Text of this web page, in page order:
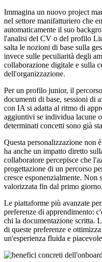
Immagina un nuovo project
nel settore manifatturiero che
automaticamente il suo
l'analisi del CV o del profilo
salta le nozioni di base sulla
invece sulle peculiarità degli
collaborazione digitale e sulla
dell'organizzazione.
Per un profilo junior, il
documenti di base, sessioni di
con IA si adatta al ritmo di
aggiuntivi se individua lacune
determinati concetti sono già
Questa personalizzazione non
ha anche un impatto diretto
collaboratore percepisce che
progettazione di un percorso
cresce esponenzialmente. Non
valorizzata fin dal primo giorno.
Le piattaforme più avanzate
preferenze di apprendimento:
chi la documentazione scritta.
di queste preferenze e
un'esperienza fluida e